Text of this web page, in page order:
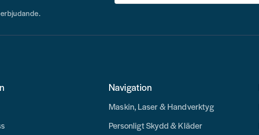
Navigation
Maskin, Laser & Handverktyg
Personligt Skydd & Kläder